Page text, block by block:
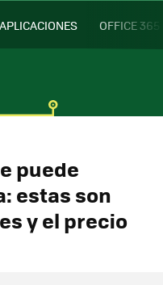
APLICACIONES OFFICE 365
puede
estas son
y el precio